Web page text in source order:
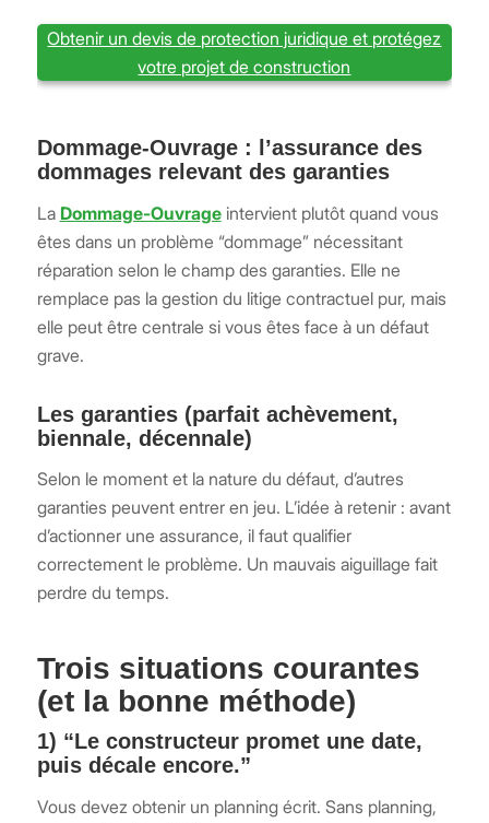
Obtenir un devis de protection juridique et protégez
votre projet de construction
Dommage-Ouvrage : l’assurance des
dommages relevant des garanties
La Dommage-Ouvrageintervient plutôt quand vous
êtes dans un problème “dommage” nécessitant
réparation selon le champ des garanties. Elle ne
remplace pas la gestion du litige contractuel pur, mais
elle peut être centrale si vous êtes face à un défaut
grave.
Les garanties (parfait achèvement,
biennale, décennale)
Selon le moment et la nature du défaut, d’autres
garanties peuvent entrer en jeu. L’idée à retenir : avant
d’actionner une assurance, il faut qualifier
correctement le problème. Un mauvais aiguillage fait
perdre du temps.
Trois situations courantes
(et la bonne méthode)
1) “Le constructeur promet une date,
puis décale encore.”
Vous devez obtenir un planning écrit. Sans planning,